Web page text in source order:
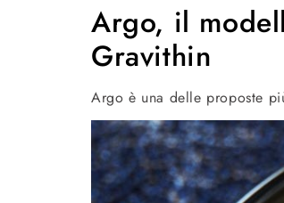
Argo, il
Gravithin
Argo è una delle proposte